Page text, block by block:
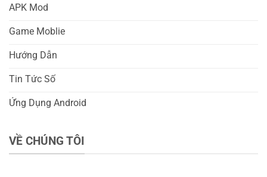
APK Mod
Game Moblie
Hướng Dẫn
Tin Tức Số
Ứng Dụng Android
VỀ CHÚNG TÔI